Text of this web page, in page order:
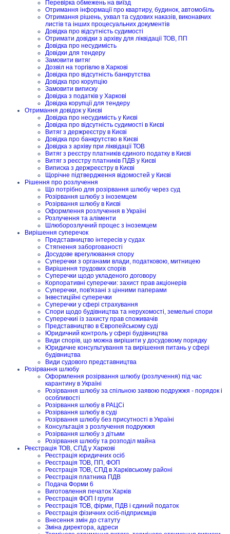
Перевірка обмежень на виїзд
Отримання інформації про квартиру, будинок, автомобіль
Отримання рішень, ухвал та судових наказів, виконавчих
листів та інших процесуальних документів
Довідка про відсутність судимості
Отримати довідки з архіву для ліквідації ТОВ, ПП
Довідка про несудимість
Довідки для тендеру
Замовити витяг
Дозвіл на торгівлю в Харкові
Довідка про відсутність банкрутства
Довідка про корупцію
Замовити виписку
Довідка з податків у Харкові
Довідка корупції для тендеру
Отримання довідок у Києві
Довідка про несудимість у Києві
Довідка про відсутність судимості в Києві
Витяг з держреєстру в Києві
Довідка про банкрутство в Києві
Довідка з архіву при ліквідації ТОВ
Витяг з реєстру платників єдиного податку в Києві
Витяг з реєстру платників ПДВ у Києві
Виписка з держреєстру в Києві
Щорічне підтвердження відомостей у Києві
Рішення про розлучення
Що потрібно для розірвання шлюбу через суд
Розірвання шлюбу з іноземцем
Розірвання шлюбу в Києві
Оформлення розлучення в Україні
Розлучення та аліменти
Шлюборозлучний процес з іноземцем
Вирішення суперечок
Представництво інтересів у судах
Стягнення заборгованості
Досудове врегулювання спору
Суперечки з органами влади, податковою, митницею
Вирішення трудових спорів
Суперечки щодо укладеного договору
Корпоративні суперечки: захист прав акціонерів
Суперечки, пов'язані з цінними паперами
Інвестиційні суперечки
Суперечки у сфері страхування
Спори щодо будівництва та нерухомості, земельні спори
Суперечкиі із захисту прав споживачів
Представництво в Європейському суді
Юридичний контроль у сфері будівництва
Види спорів, що можна вирішити у досудовому порядку
Юридичне консультування та вирішення питань у сфері
будівництва
Види судового представництва
Розірвання шлюбу
Оформлення розірвання шлюбу (розлучення) під час
карантину в Україні
Розірвання шлюбу за спільною заявою подружжя - порядок і
особливості
Розірвання шлюбу в РАЦСі
Розірвання шлюбу в суді
Розірвання шлюбу без присутності в Україні
Консультація з розлучення подружжя
Розірвання шлюбу з дітьми
Розірвання шлюбу та розподіл майна
Реєстрація ТОВ, СПД у Харкові
Реєстрація юридичних осіб
Реєстрація ТОВ, ПП, ФОП
Реєстрація ТОВ, СПД в Харківському районі
Реєстрація платника ПДВ
Подача Форми 6
Виготовлення печаток Харків
Реєстрація ФОП I групи
Реєстрація ТОВ, фірми, ПДВ і єдиний податок
Реєстрація фізичних осіб-підприємців
Внесення змін до статуту
Зміна директора, адреси